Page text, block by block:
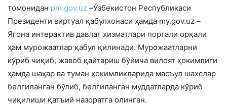
томонидан pm.gov.uz –Ўзбекистон Республикаси
Президенти виртуал қабулхонаси ҳамда my.gov.uz –
Ягона интерактив давлат хизматлари портали орқали
ҳам мурожаатлар қабул қилинади. Мурожаатларни
кўриб чиқиб, жавоб қайтариш бўйича вилоят ҳокимлиги
ҳамда шаҳар ва туман ҳокимликларида масъул шахслар
белгиланган бўлиб, белгиланган муддатларда кўриб
чиқилиши қатъий назоратга олинган.